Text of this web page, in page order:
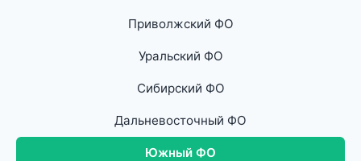
Приволжский ФО
Уральский ФО
Сибирский ФО
Дальневосточный ФО
Южный ФО